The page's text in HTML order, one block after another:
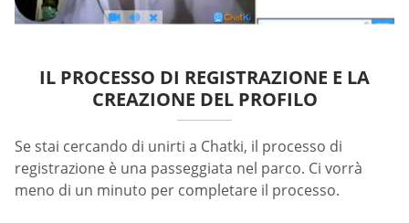
IL PROCESSO DI REGISTRAZIONE E LA
CREAZIONE DEL PROFILO
Se stai cercando di unirti a Chatki, il processo di
registrazione è una passeggiata nel parco. Ci vorrà
meno di un minuto per completare il processo.